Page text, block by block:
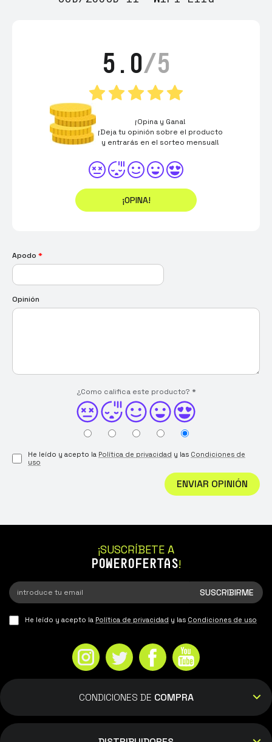
5.0/5
¡Opina y Gana!
¡Deja tu opinión sobre el producto
y entrarás en el sorteo mensual!
¡OPINA!
Apodo *
Opinión
¿Como califica este producto? *
He leído y acepto la Política de privacidad y las Condiciones de
uso
ENVIAR OPINIÓN
¡SUSCRÍBETE A
POWEROFERTAS!
He leído y acepto la Política de privacidad y las Condiciones de uso
CONDICIONES DE COMPRA